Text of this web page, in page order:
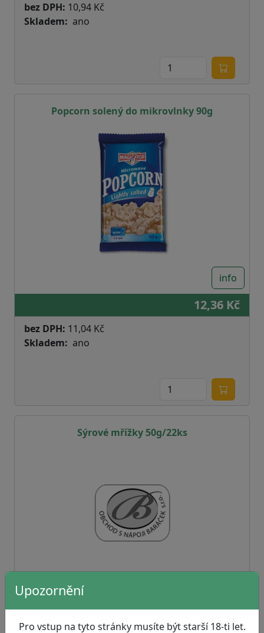
bez DPH: 10,94 Kč
Skladem
ano
Popcorn solený do mikrovlnky 90g
info
12,36 Kč
bez DPH: 11,04 Kč
Skladem
ano
Sýrové mřížky 50g/22ks
12,92 Kč
Upozornění
Pro vstup na tyto stránky musíte být starší 18-ti let.